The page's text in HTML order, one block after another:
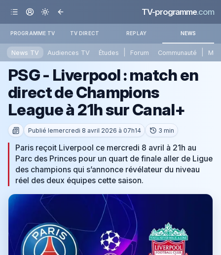
TV-programme.com
PROGRAMME TV TV DIRECT REPLAY NEWS
News TV Audiences TV Études Forum Communauté
PSG - Liverpool : match en
direct de Champions
League à 21h sur Canal+
Publié lemercredi 8 avril 2026 à 07h14 3 min
Paris reçoit Liverpool ce mercredi 8 avril à 21h au
Parc des Princes pour un quart de finale aller de Ligue
des champions qui s’annonce révélateur du niveau
réel des deux équipes cette saison.